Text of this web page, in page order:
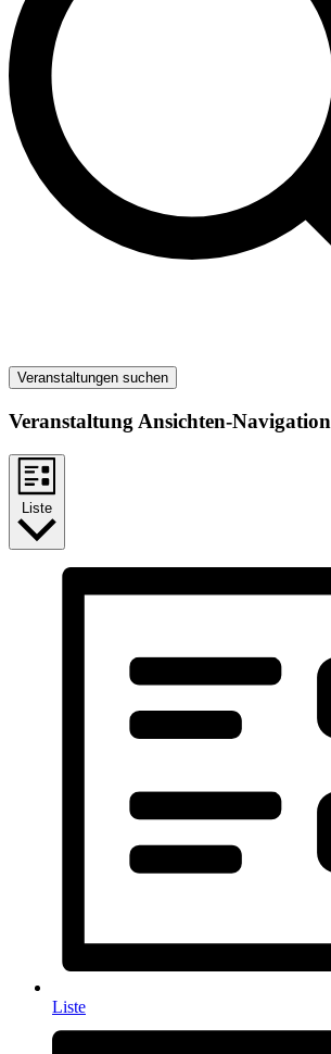
Veranstaltungen suchen
Veranstaltung Ansichten-Navigation
Liste
Liste